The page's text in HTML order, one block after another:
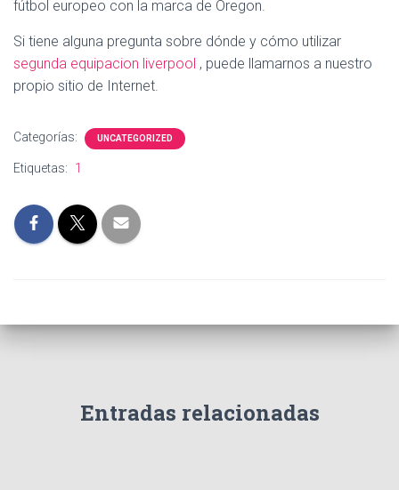
fútbol europeo con la marca de Oregon.
Si tiene alguna pregunta sobre dónde y cómo utilizar
segunda equipacion liverpool , puede llamarnos a nuestro
propio sitio de Internet.
Categorías: UNCATEGORIZED
Etiquetas: 1
Entradas relacionadas